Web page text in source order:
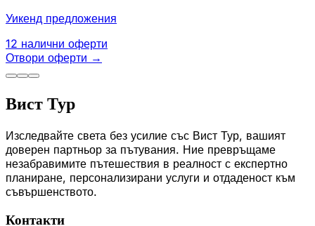
Уикенд предложения
12 налични оферти
Отвори оферти →
Вист Тур
Изследвайте света без усилие със Вист Тур, вашият
доверен партньор за пътувания. Ние превръщаме
незабравимите пътешествия в реалност с експертно
планиране, персонализирани услуги и отдаденост към
съвършенството.
Контакти